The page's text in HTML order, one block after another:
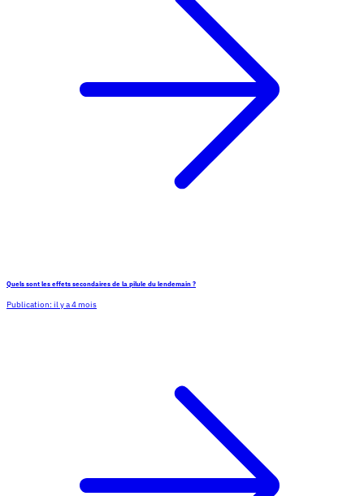
Quels sont les effets secondaires de la pilule du lendemain ?
Publication: il y a 4 mois